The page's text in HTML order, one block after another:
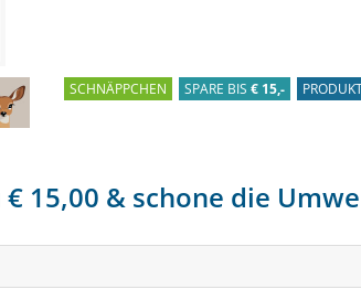
SCHNÄPPCHEN SPARE BIS € 15,-
€ 15,00 & schone die